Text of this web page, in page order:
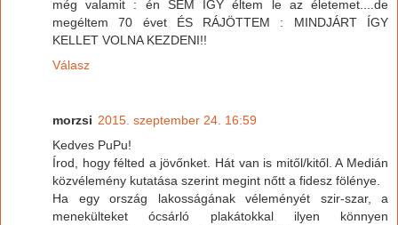
még valamit : én SEM ÍGY éltem le az életemet....de
megéltem 70 évet ÉS RÁJÖTTEM : MINDJÁRT ÍGY
KELLET VOLNA KEZDENI!!
Válasz
morzsi 2015. szeptember 24. 16:59
Kedves PuPu!
Írod, hogy félted a jövőnket. Hát van is mitől/kitől. A Medián
közvélemény kutatása szerint megint nőtt a fidesz fölénye.
Ha egy ország lakosságának véleményét szir-szar, a
menekülteket ócsárló plakátokkal ilyen könnyen